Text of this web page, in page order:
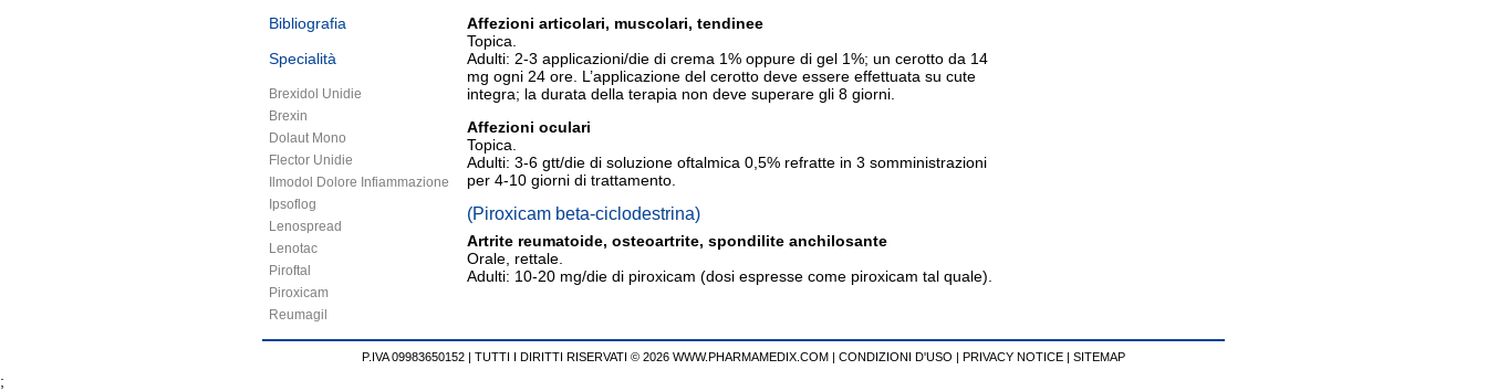
Bibliografia
Specialità
Brexidol Unidie
Brexin
Dolaut Mono
Flector Unidie
Ilmodol Dolore Infiammazione
Ipsoflog
Lenospread
Lenotac
Piroftal
Piroxicam
Reumagil
Affezioni articolari, muscolari, tendinee
Topica.
Adulti: 2-3 applicazioni/die di crema 1% oppure di gel 1%; un cerotto da 14
mg ogni 24 ore. L’applicazione del cerotto deve essere effettuata su cute
integra; la durata della terapia non deve superare gli 8 giorni.
Affezioni oculari
Topica.
Adulti: 3-6 gtt/die di soluzione oftalmica 0,5% refratte in 3 somministrazioni
per 4-10 giorni di trattamento.
(Piroxicam beta-ciclodestrina)
Artrite reumatoide, osteoartrite, spondilite anchilosante
Orale, rettale.
Adulti: 10-20 mg/die di piroxicam (dosi espresse come piroxicam tal quale).
P.IVA 09983650152 | TUTTI I DIRITTI RISERVATI © 2026 WWW.PHARMAMEDIX.COM | CONDIZIONI D'USO | PRIVACY NOTICE | SITEMAP
;